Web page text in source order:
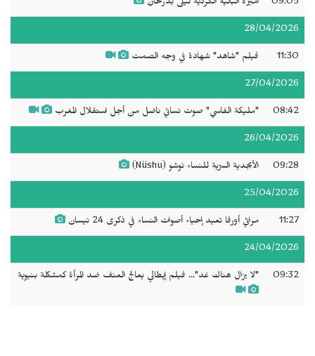
09:05 أميرة الباليه الكردية ليلى بدرخان
28/04/2026
11:30 فيلم "شاهد" شهادة في وجه الصمت
27/04/2026
08:42 "مليكة الفاسي" صوت نسائي ناضل من أجل استقلال المغرب
26/04/2026
09:28 الأبجدية السرّية للنساء نوشو (Nüshu)
25/04/2026
11:27 مراثي أورفا تعيد إحياء أصوات النساء في ذكرى 24 نيسان
24/04/2026
09:32 "لا يزال هناك غد"... فيلم إيطالي يعالج العنف ضد المرأة كمشكلة بنيوية